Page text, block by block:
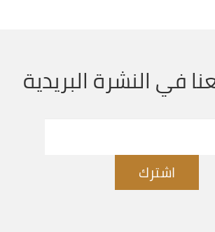
في النشرة البريدية
اشترك